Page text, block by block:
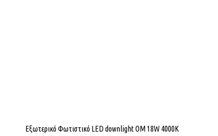
Εξωτερικό Φωτιστικό LED downlight OM 18W 4000K